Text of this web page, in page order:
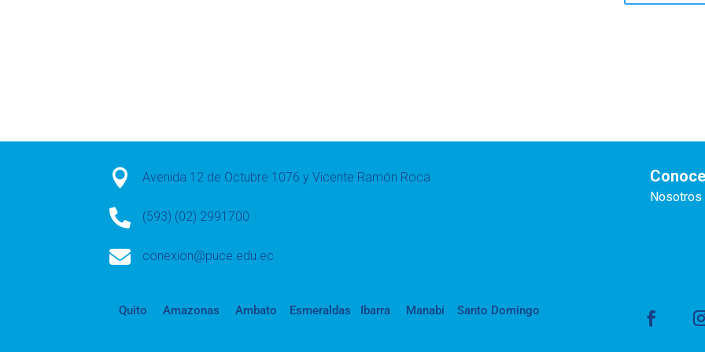
 Avenida 12 de Octubre 1076 y Vicente Ramón Roca
 (593) (02) 2991700
 conexion@puce.edu.ec
Nosotros
Quito Amazonas Ambato Esmeraldas Ibarra Manabí Santo Domingo